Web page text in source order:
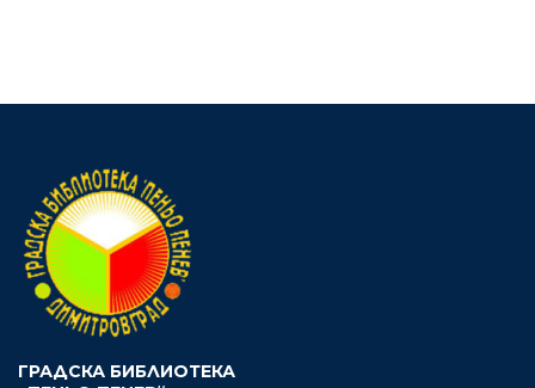
ГРАДСКА БИБЛИОТЕКА